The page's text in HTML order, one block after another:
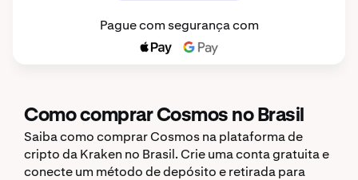
Pague com segurança com
Como comprar Cosmos no Brasil
Saiba como comprar Cosmos na plataforma de
cripto da Kraken no Brasil. Crie uma conta gratuita e
conecte um método de depósito e retirada para